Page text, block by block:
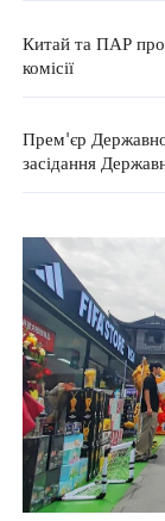
Китай та ПАР
комісії
Прем'єр
засідання